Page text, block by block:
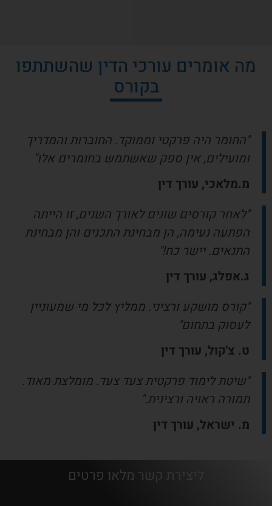
מה אומרים עורכי הדין שהשתתפו
בקורס
"החומר היה פרקטי וממוקד. החוברות והמדריך
ומועילים, אין ספק שאשתמש בחומרים אלו"
מ.מלאכי, עורך דין
"לאחר קורסים שונים לאורך השנים, זו הייתה
הפתעה נעימה, הן מבחינת התכנים והן מבחינת
התנאים. יישר כח!"
ג.אפלג, עורך דין
"קורס מושקע ורציני. ממליץ לכל מי שמעוניין
לעסוק בתחום"
ט. צ'קול, עורך דין
"שיטת לימוד פרקטית צעד צעד. מומלצת מאוד.
תמורה ראויה ורצינית."
מ. ישראל, עורך דין
ליצירת קשר מלאו פרטים